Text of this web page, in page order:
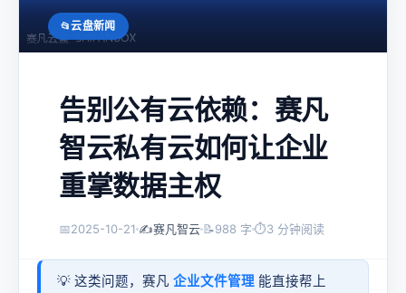
云盘新闻
告别公有云依赖：赛凡
智云私有云如何让企业
重掌数据主权
📅2025-10-21 ✍️赛凡智云 📝988 字 ⏱3 分钟阅读
💡 这类问题，赛凡 企业文件管理 能直接帮上